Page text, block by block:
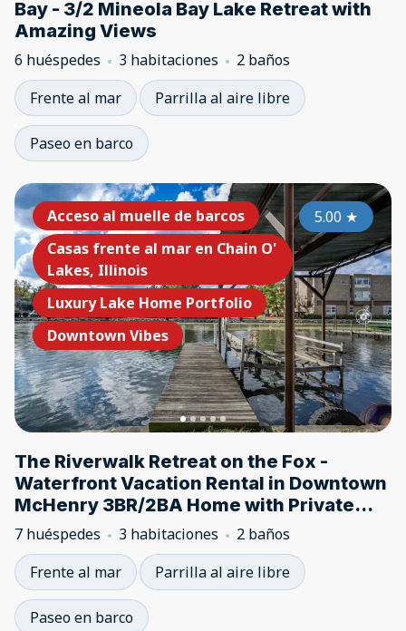
Bay - 3/2 Mineola Bay Lake Retreat with
Amazing Views
6 huéspedes 3 habitaciones
2 baños
Frente al mar
Parrilla al aire libre
Paseo en barco
Acceso al muelle de barcos
Casas frente al mar en Chain O'
Lakes, Illinois
Luxury Lake Home Portfolio
Downtown Vibes
5.00 ★
The Riverwalk Retreat on the Fox -
Waterfront Vacation Rental in Downtown
McHenry 3BR/2BA Home with Private
Pier
7 huéspedes 3 habitaciones
2 baños
Frente al mar
Parrilla al aire libre
Paseo en barco